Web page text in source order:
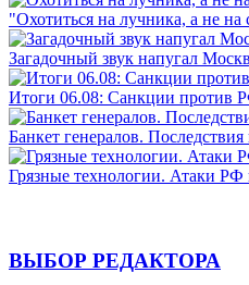
"Охотиться на лучника, а не на
Загадочный звук напугал
Итоги 06.08: Санкции против
Банкет генералов.
Грязные технологии. Атаки
ВЫБОР РЕДАКТОРА